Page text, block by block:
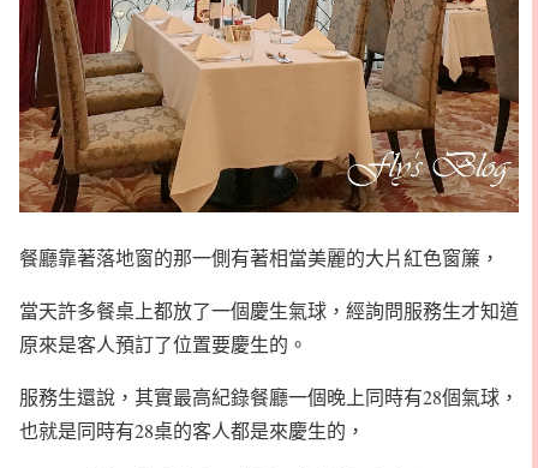
餐廳靠著落地窗的那一側有著相當美麗的大片紅色窗簾，
當天許多餐桌上都放了一個慶生氣球，經詢問服務生才知道
原來是客人預訂了位置要慶生的。
服務生還說，其實最高紀錄餐廳一個晚上同時有28個氣球，
也就是同時有28桌的客人都是來慶生的，